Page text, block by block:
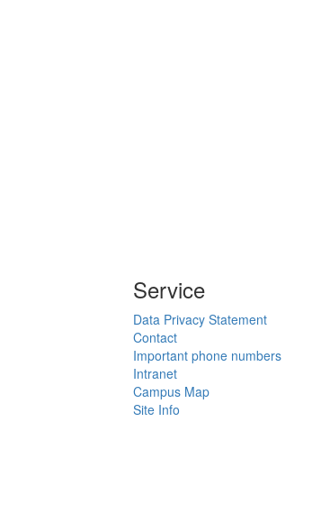
Service
Data Privacy Statement
Contact
Important phone numbers
Intranet
Campus Map
Site Info